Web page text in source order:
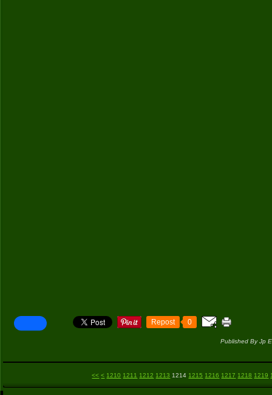
Repost 0
Published By Jp
<< < 1200
1210 1211 1212 1213 1214 1215 1216 1217 1218 1219